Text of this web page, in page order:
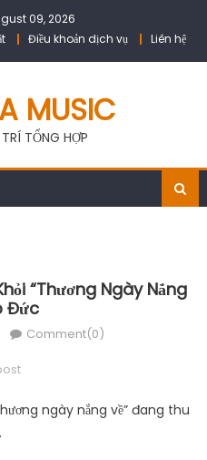
09, 2026
Điều khoản dịch vụ Liên hệ
MUSIC
TỔNG HỢP
“Thương Ngày Nắng
Đức
Comment(0)
ngày nắng về” đang thu